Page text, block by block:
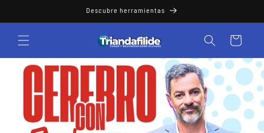
al contenido
Descubre herramientas
Carrito